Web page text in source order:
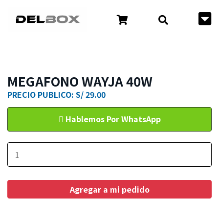
MEGAFONO WAYJA 40W
PRECIO PUBLICO: S/ 29.00
Hablemos Por WhatsApp
Agregar a mi pedido